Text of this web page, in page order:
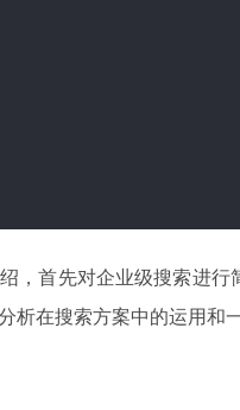
，首先对企业级搜索进
析在搜索方案中的运用和